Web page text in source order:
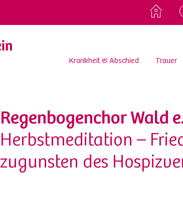
Krankheit & Abschied Trauer
Regenbogenchor Wald
Herbstmeditation –
zugunsten des